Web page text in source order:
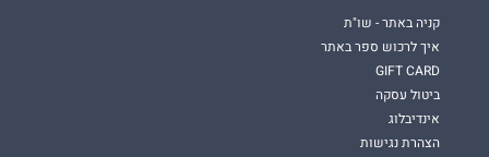
קניה באתר - שו"ת
איך לרכוש ספר באתר
GIFT CARD
ביטול עסקה
אינדיבלוג
הצהרת נגישות